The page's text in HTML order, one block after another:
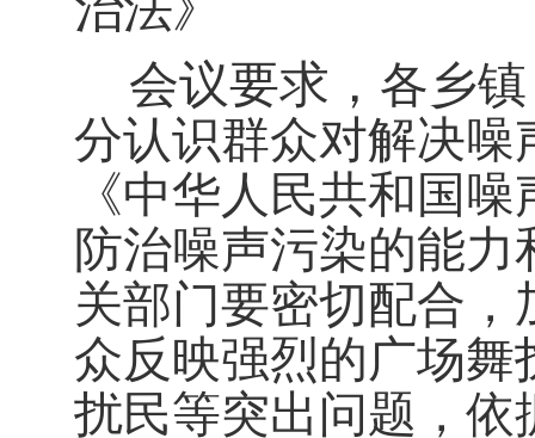
会议要求， 各乡
分认识群众对解决
《中华人民共和国
防治噪声污染的能力
关部门要密切配合，
众反映强烈的广场舞
扰民等突出问题， 依